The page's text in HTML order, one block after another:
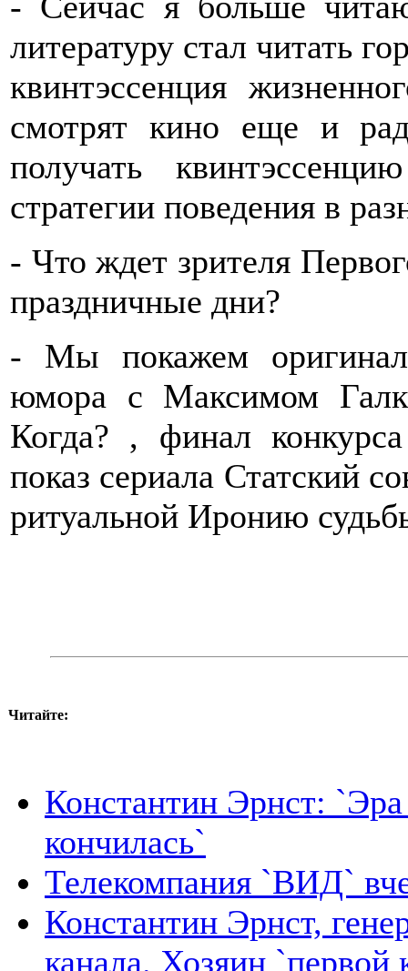
литературу стал читать
квинтэссенция
смотрят кино еще и
получать
стратегии поведения в
- Что ждет зрителя
праздничные дни?
- Мы покажем
юмора с Максимом
Когда? , финал
показ сериала Статский
ритуальной Иронию
Читайте:
Константин Эрнст:
кончилась`
Телекомпания `ВИД`
Константин Эрнст,
канала. Хозяин `первой